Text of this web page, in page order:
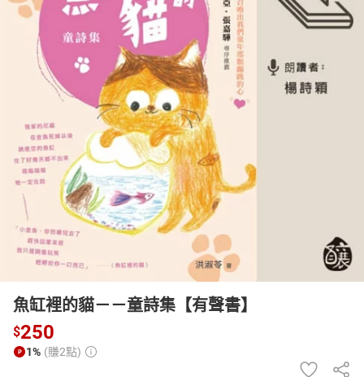
居家生活 3C家電 運動休閒 親子玩具
女裝 男裝 化妝保養 情趣用品
日本購物 電子/紙本書
HOT
魚缸裡的貓－－童詩集【有聲書】
$250
1% (賺2點)